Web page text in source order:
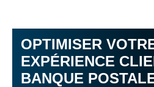
OPTIMISER
EXPÉRIENCE
BANQUE